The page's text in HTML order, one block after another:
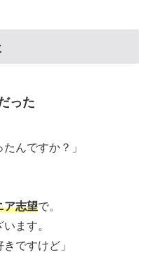
った
んですか？」
ア志望で。
ます。
ですけど」